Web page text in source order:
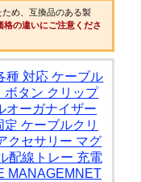
ため、互換品のある製
格の違いにご注意くださ
種 対応 ケーブル
ボタン クリップ
オーガナイザー
ケーブルクリ
クセサリー マグ
配線トレー 充電
MANAGEMNET